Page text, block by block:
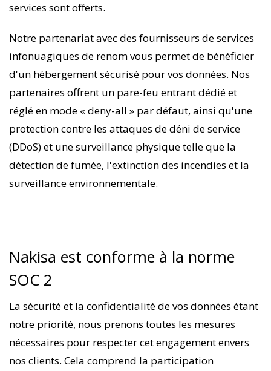
services sont offerts.
Notre partenariat avec des fournisseurs de services
infonuagiques de renom vous permet de bénéficier
d'un hébergement sécurisé pour vos données. Nos
partenaires offrent un pare-feu entrant dédié et
réglé en mode « deny-all » par défaut, ainsi qu'une
protection contre les attaques de déni de service
(DDoS) et une surveillance physique telle que la
détection de fumée, l'extinction des incendies et la
surveillance environnementale.
Nakisa est conforme à la norme
SOC 2
La sécurité et la confidentialité de vos données étant
notre priorité, nous prenons toutes les mesures
nécessaires pour respecter cet engagement envers
nos clients. Cela comprend la participation